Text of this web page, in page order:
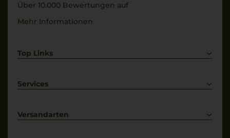
Über 10.000 Bewertungen auf
Mehr Informationen
Top Links
Weißwein
Services
Kontakt
Versandarten